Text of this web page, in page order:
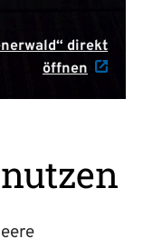
direkt
öffnen